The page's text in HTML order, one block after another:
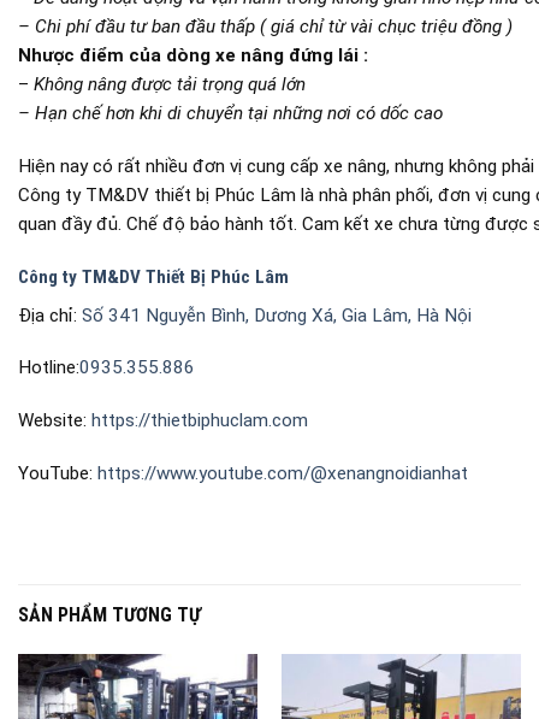
– Chi phí đầu tư ban đầu thấp ( giá chỉ từ vài chục triệu đồng )
Nhược điểm của dòng xe nâng đứng lái :
– Không nâng được tải trọng quá lớn
– Hạn chế hơn khi di chuyển tại những nơi có dốc cao
Hiện nay có rất nhiều đơn vị cung cấp xe nâng, nhưng không
Công ty TM&DV thiết bị Phúc Lâm là nhà phân phối, đơn vị
quan đầy đủ. Chế độ bảo hành tốt. Cam kết xe chưa từng được
Công ty TM&DV Thiết Bị Phúc Lâm
Địa chỉ: Số 341 Nguyễn Bình, Dương Xá, Gia Lâm, Hà Nội
Hotline:0935.355.886
Website: https://thietbiphuclam.com
YouTube: https://www.youtube.com/@xenangnoidianhat
SẢN PHẨM TƯƠNG TỰ